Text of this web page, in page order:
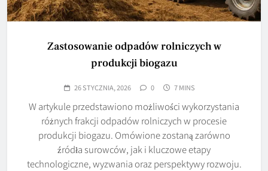
Zastosowanie odpadów rolniczych w
produkcji biogazu
26 STYCZNIA, 2026 0 7 MINS
W artykule przedstawiono możliwości wykorzystania
różnych frakcji odpadów rolniczych w procesie
produkcji biogazu. Omówione zostaną zarówno
źródła surowców, jak i kluczowe etapy
technologiczne, wyzwania oraz perspektywy rozwoju.